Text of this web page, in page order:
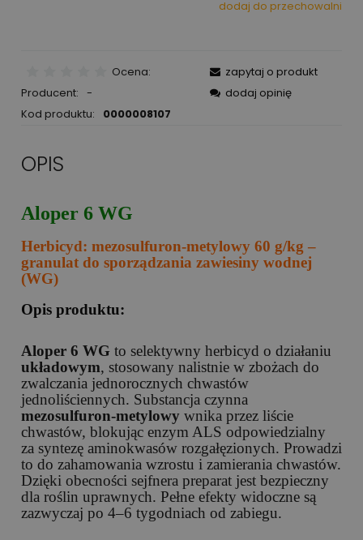
dodaj do przechowalni
Ocena:
Producent: -
Kod produktu:
0000008107
zapytaj o produkt
dodaj opinię
OPIS
Aloper 6 WG
Herbicyd: mezosulfuron-metylowy 60 g/kg –
granulat do sporządzania zawiesiny wodnej
(WG)
Opis produktu:
Aloper 6 WG to selektywny herbicyd o działaniu
układowym, stosowany nalistnie w zbożach do
zwalczania jednorocznych chwastów
jednoliściennych. Substancja czynna
mezosulfuron-metylowy wnika przez liście
chwastów, blokując enzym ALS odpowiedzialny
za syntezę aminokwasów rozgałęzionych. Prowadzi
to do zahamowania wzrostu i zamierania chwastów.
Dzięki obecności sejfnera preparat jest bezpieczny
dla roślin uprawnych. Pełne efekty widoczne są
zazwyczaj po 4–6 tygodniach od zabiegu.